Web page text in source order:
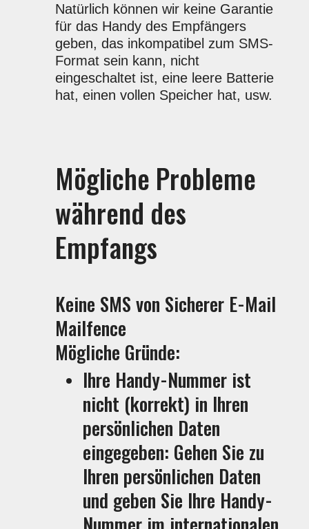
Natürlich können wir keine Garantie
für das Handy des Empfängers
geben, das inkompatibel zum SMS-
Format sein kann, nicht
eingeschaltet ist, eine leere Batterie
hat, einen vollen Speicher hat, usw.
Mögliche Probleme
während des
Empfangs
Keine SMS von Sicherer E-Mail
Mailfence
Mögliche Gründe:
Ihre Handy-Nummer ist
nicht (korrekt) in Ihren
persönlichen Daten
eingegeben: Gehen Sie zu
Ihren persönlichen Daten
und geben Sie Ihre Handy-